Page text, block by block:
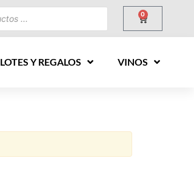
0
LOTES Y REGALOS VINOS